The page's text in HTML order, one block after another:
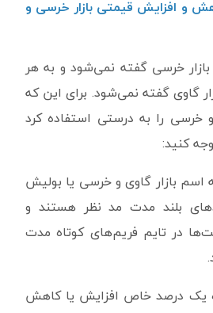
و افزایش قیمتی بازار خرسی و
خرسی گفته نمی‌شود و به هر
گاوی گفته نمی‌شود. برای این که
و خرسی را به درستی استفاده کرد
کنید:
اسم بازار گاوی و خرسی یا بولیش
بلند مدت مد نظر هستند و
در تایم فریم‌های کوتاه مدت
یک درصد خاص افزایش یا کاهش